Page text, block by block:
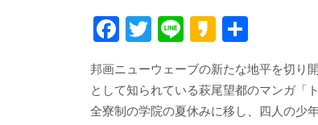
F
e
b
T
itt
er
Li
n
e
K
a
k
a
有
邦画ニューウェーブの新たな地平を切り
として知られている萩尾望都のマンガ「
全寮制の学院の夏休みに移し、四人の少